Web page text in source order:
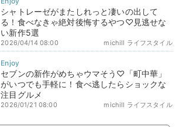
シャトレーゼがまたしれっと凄いの出して
る！食べなきゃ絶対後悔するやつ♡見逃せな
い新作5選
michill ライフスタイル
2026/04/14 08:00
セブンの新作がめちゃウマそう♡「町中華」
がいつでも手軽に！食べ逃したらショックな
注目グルメ
michill ライフスタイル
2026/01/21 08:00